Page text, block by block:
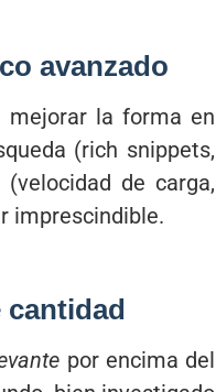
avanzado
mejorar la forma en
(rich snippets,
(velocidad de carga,
imprescindible.
por encima del